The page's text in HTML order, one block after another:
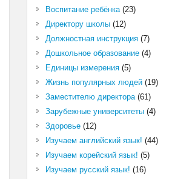
Воспитание ребёнка(23)
Директору школы(12)
Должностная инструкция(7)
Дошкольное образование(4)
Единицы измерения(5)
Жизнь популярных людей(19)
Заместителю директора(61)
Зарубежные университеты(4)
Здоровье(12)
Изучаем английский язык! (44)
Изучаем корейский язык! (5)
Изучаем русский язык! (16)